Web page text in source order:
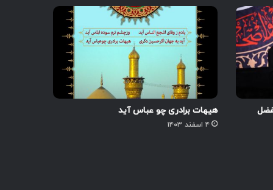
هیهات برادری چو عباس آید
۴ اسفند ۱۴۰۳